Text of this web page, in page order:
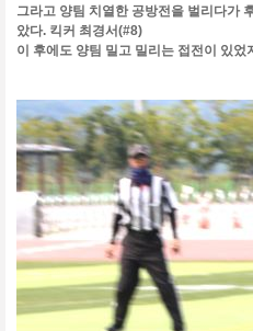
그라고 양팀 치열한 공방전을 벌리다가
았다. 킥커 최경서(#8)
이 후에도 양팀 밀고 밀리는 접전이 있